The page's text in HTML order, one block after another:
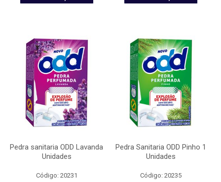
Pedra sanitaria ODD Lavanda
Unidades
Código: 20231
Pedra Sanitaria ODD Pinho 1
Unidades
Código: 20235